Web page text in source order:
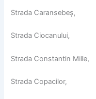
Strada Caransebeș,
Strada Ciocanului,
Strada Constantin Mille,
Strada Copacilor,